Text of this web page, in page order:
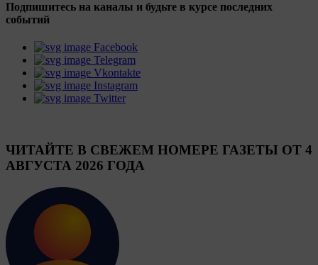
Подпишитесь на каналы и будьте в курсе последних
событий
Facebook
Telegram
Vkontakte
Instagram
Twitter
ЧИТАЙТЕ В СВЕЖЕМ НОМЕРЕ ГАЗЕТЫ ОТ 4
АВГУСТА 2026 ГОДА